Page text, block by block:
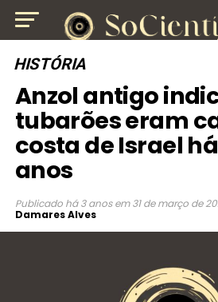
HISTÓRIA
Anzol antigo
tubarões eram
costa de Israel
anos
Publicado há 3 anos em 31 de março de
Damares Alves